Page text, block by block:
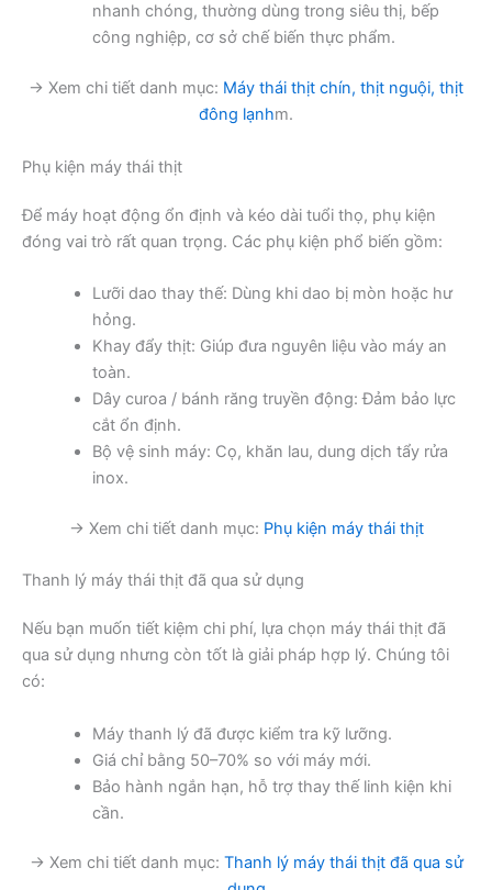
nhanh chóng, thường dùng trong siêu thị, bếp
công nghiệp, cơ sở chế biến thực phẩm.
→ Xem chi tiết danh mục: Máy thái thịt chín, thịt nguội, thịt
đông lạnhm.
Phụ kiện máy thái thịt
Để máy hoạt động ổn định và kéo dài tuổi thọ, phụ kiện
đóng vai trò rất quan trọng. Các phụ kiện phổ biến gồm:
Lưỡi dao thay thế: Dùng khi dao bị mòn hoặc hư
hỏng.
Khay đẩy thịt: Giúp đưa nguyên liệu vào máy an
toàn.
Dây curoa / bánh răng truyền động: Đảm bảo lực
cắt ổn định.
Bộ vệ sinh máy: Cọ, khăn lau, dung dịch tẩy rửa
inox.
→ Xem chi tiết danh mục: Phụ kiện máy thái thịt
Thanh lý máy thái thịt đã qua sử dụng
Nếu bạn muốn tiết kiệm chi phí, lựa chọn máy thái thịt đã
qua sử dụng nhưng còn tốt là giải pháp hợp lý. Chúng tôi
có:
Máy thanh lý đã được kiểm tra kỹ lưỡng.
Giá chỉ bằng 50–70% so với máy mới.
Bảo hành ngắn hạn, hỗ trợ thay thế linh kiện khi
cần.
→ Xem chi tiết danh mục: Thanh lý máy thái thịt đã qua sử